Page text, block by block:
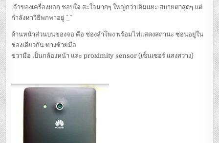
เจ้าของเครื่องบอก ชอบใจ สะใจมากๆ ใหญ่กว่าเดิมแยะ สบายตาสุดๆ แต่
กำลังหาวิธีพกพาอยู่ ^_^
ด้านหน้าส่วนบนของจอ คือ ช่องลำโพง พร้อมไฟแสดงสถานะ ซ่อนอยู่ใน
ช่องเดียวกัน ทางซ้ายมือ
ขวามือ เป็นกล้องหน้า และ proximity sensor (เซ็นเซอร์ แสงสว่าง)